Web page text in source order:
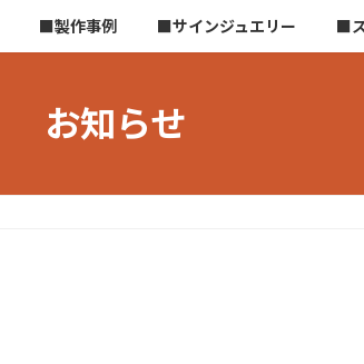
■製作事例 ■サインジュエリー ■
お知らせ